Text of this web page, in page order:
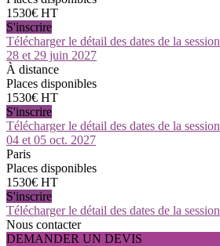
1530€ HT
S'inscrire
Télécharger le détail des dates de la session
28 et 29 juin 2027
À distance
Places disponibles
1530€ HT
S'inscrire
Télécharger le détail des dates de la session
04 et 05 oct. 2027
Paris
Places disponibles
1530€ HT
S'inscrire
Télécharger le détail des dates de la session
Nous contacter
DEMANDER UN DEVIS